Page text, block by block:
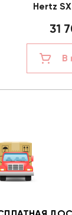
Hertz
31
В